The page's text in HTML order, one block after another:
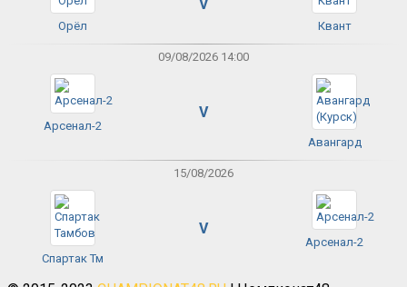
Орёл
V
Квант
09/08/2026 14:00
Арсенал-2
V
Авангард
15/08/2026
Спартак Тм
V
Арсенал-2